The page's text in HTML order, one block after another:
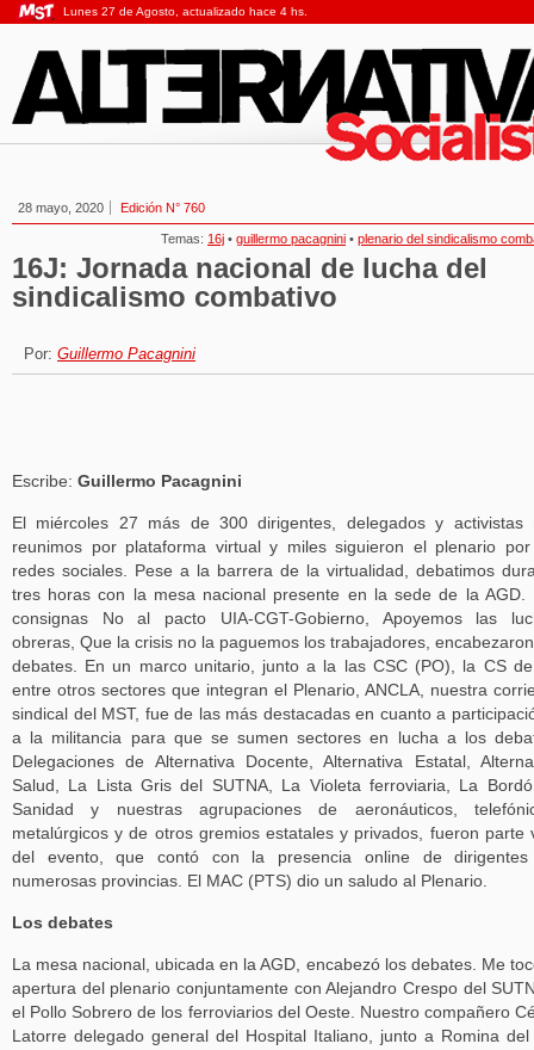
Lunes 27 de Agosto, actualizado hace 4 hs.
28 mayo, 2020 Edición N° 760
Temas: 16j • guillermo pacagnini • plenario del sindicalismo
16J: Jornada nacional de lucha del
sindicalismo combativo
Por: Guillermo Pacagnini
Escribe: Guillermo Pacagnini
El miércoles 27 más de 300 dirigentes, delegados y activistas
reunimos por plataforma virtual y miles siguieron el plenario
redes sociales. Pese a la barrera de la virtualidad, debatimos
tres horas con la mesa nacional presente en la sede de la AGD.
consignas No al pacto UIA-CGT-Gobierno, Apoyemos las
obreras, Que la crisis no la paguemos los trabajadores,
debates. En un marco unitario, junto a la las CSC (PO), la CS
entre otros sectores que integran el Plenario, ANCLA, nuestra
sindical del MST, fue de las más destacadas en cuanto a
a la militancia para que se sumen sectores en lucha a los
Delegaciones de Alternativa Docente, Alternativa Estatal,
Salud, La Lista Gris del SUTNA, La Violeta ferroviaria, La
Sanidad y nuestras agrupaciones de aeronáuticos,
metalúrgicos y de otros gremios estatales y privados, fueron parte
del evento, que contó con la presencia online de
numerosas provincias. El MAC (PTS) dio un saludo al Plenario.
Los debates
La mesa nacional, ubicada en la AGD, encabezó los debates. Me
apertura del plenario conjuntamente con Alejandro Crespo del
el Pollo Sobrero de los ferroviarios del Oeste. Nuestro compañero
Latorre delegado general del Hospital Italiano, junto a Romina del